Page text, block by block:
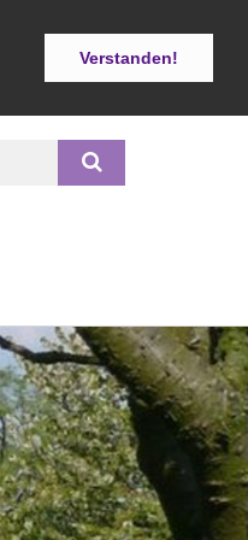
Verstanden!